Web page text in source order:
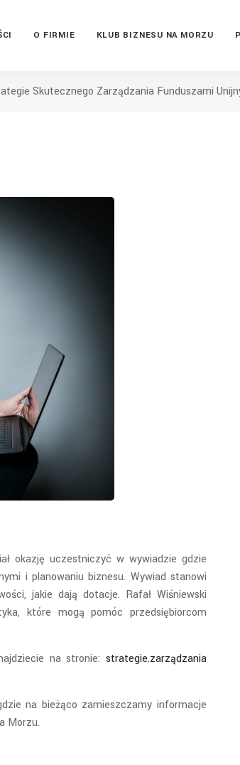
O FIRMIE KLUB BIZNESU NA MORZU
Skutecznego Zarządzania Funduszami
okazję uczestniczyć w wywiadzie gdzie
i planowaniu biznesu. Wywiad stanowi
jakie dają dotacje. Rafał Wiśniewski
które mogą pomóc przedsiębiorcom
na stronie: strategie.zarządzania
na bieżąco zamieszczamy informacje
Morzu.